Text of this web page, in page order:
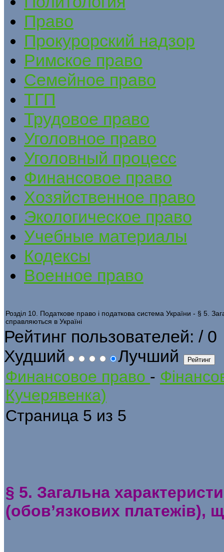
Право
Прокурорский надзор
Римское право
Семейное право
ТГП
Трудовое право
Уголовное право
Уголовный процесс
Финансовое право
Хозяйственное право
Экологическое право
Учебные материалы
Кодексы
Военное право
Розділ 10. Податкове право і податкова система України - § 5.
справляються в Україні
Рейтинг пользователей: / 0
Худший
Лучший
Финансовое право -
Кучерявенка)
Страница 5 из 5
§ 5. Загальна
(обов’язкових платежів),